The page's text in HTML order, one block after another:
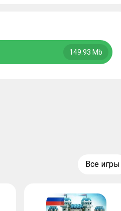
149.93 Mb
Все игры